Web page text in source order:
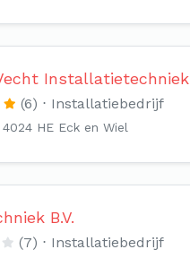
Installatietechniek
(6) Installatiebedrijf
HE Eck en Wiel
B.V.
(7) Installatiebedrijf